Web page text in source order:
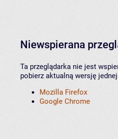
Niewspierana
Ta przeglądarka nie jest
pobierz aktualną wersję
Mozilla Firefox
Google Chrome